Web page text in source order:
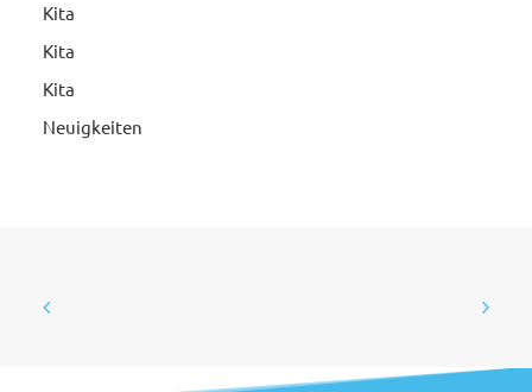
Kita
Kita
Kita
Neuigkeiten